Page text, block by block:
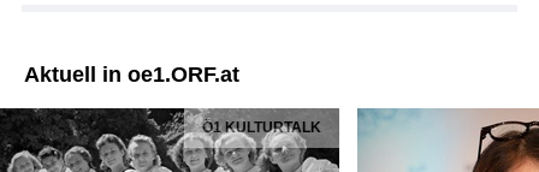
Aktuell in oe1.ORF.at
Ö1 KULTURTALK